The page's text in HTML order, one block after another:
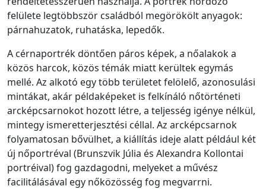
felülete legtöbbször családból megörökölt anyagok:
párnahuzatok, ruhatáska, lepedők.
A cérnaportrék döntően páros képek, a nőalakok a
közös harcok, közös témák miatt kerültek egymás
mellé. Az alkotó egy több területet felölelő, azonosulási
mintákat, akár példaképeket is felkínáló nőtörténeti
arcképcsarnokot hozott létre, a teljesség igénye nélkül,
mintegy ismeretterjesztési céllal. Az arcképcsarnok
folyamatosan bővülhet, a kiállítás ideje alatt például két
új nőportréval (Brunszvik Júlia és Alexandra Kollontai
portréival) fog gazdagodni, melyeket a művész
facilitálásával egy nőközösség fog megvarrni.